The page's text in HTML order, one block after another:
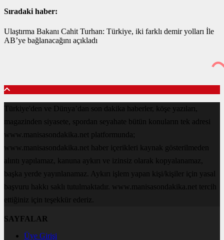
Sıradaki haber:
Ulaştırma Bakanı Cahit Turhan: Türkiye, iki farklı demir yolları İle
AB’ye bağlanacağını açıkladı
Türkiye'den ve Dünya’dan son dakika haberler, köşe yazıları,
magazinden siyasete, spordan seyahate bütün konuların tek adresi
www.manisasondakika.net platformunda;
www.manisasondakika.net haber içerikleri kaynak gösterilmeden
alıntı yapılamaz, kanuna aykırı ve izinsiz olarak kopyalanamaz,
başka yerde yayınlanamaz. Aykırı işlem yapan kişi/kişiler için yasal
başvuru hakkı saklı tutulmaktadır. www.manisasondakika.net tercih
ettiğiniz için teşekkür ederiz.
SAYFALAR
Üye Girişi